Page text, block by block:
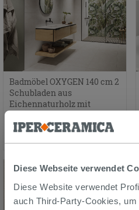
Diese Webseite verwendet
Diese Website verwendet
auch Third-Party-Cookies, um
Badmöbel OXYGEN 140 cm 2
Schubladen aus
Eichennaturholz mit
Waschbecken HIDE links